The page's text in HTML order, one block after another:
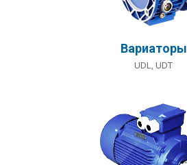
Вариаторы
UDL, UDT